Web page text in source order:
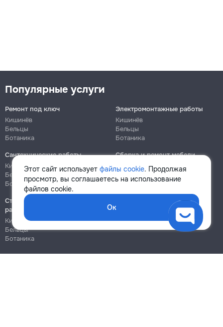
Этот сайт использует файлы cookie. Продолжая
просмотр, вы соглашаетесь на использование
файлов cookie.
Ок
Популярные услуги
Ремонт под ключ
Кишинёв
Бельцы
Ботаника
Электромонтажные работы
Кишинёв
Бельцы
Ботаника
Сантехнические работы
Кишинёв
Бельцы
Ботаника
Сборка и ремонт мебели
Кишинёв
Ботаника
Строительно-монтажные
работы
Кишинёв
Бельцы
Ботаника